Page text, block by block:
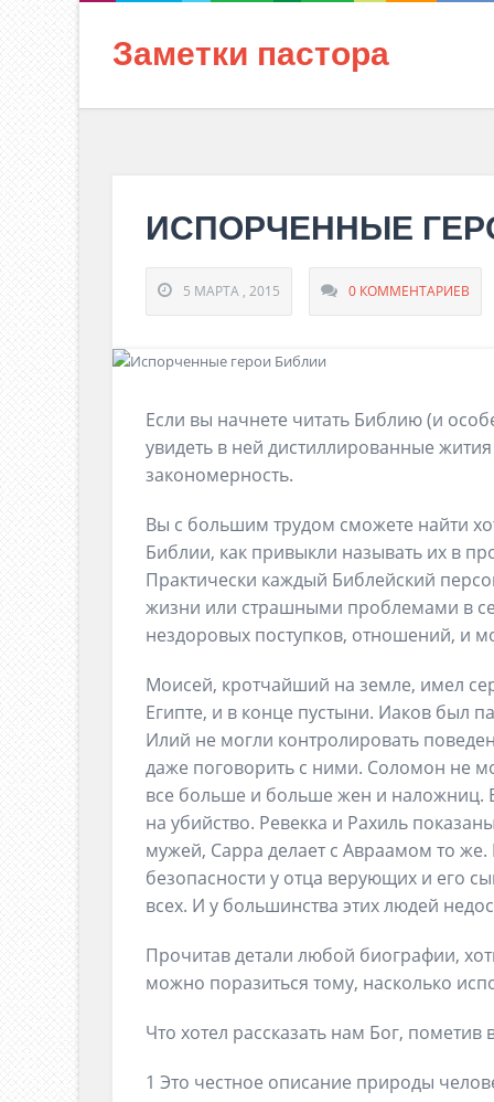
Заметки пастора
ИСПОРЧЕННЫЕ
5 МАРТА , 2015 0 КОММЕНТАРИЕВ
Если вы начнете читать Библию (и
увидеть в ней дистиллированные
закономерность.
Вы с большим трудом сможете найти
Библии, как привыкли называть их в
Практически каждый Библейский
жизни или страшными проблемами в
нездоровых поступков, отношений, и
Моисей, кротчайший на земле, имел
Египте, и в конце пустыни. Иаков был
Илий не могли контролировать
даже поговорить с ними. Соломон не
все больше и больше жен и наложниц.
на убийство. Ревекка и Рахиль
мужей, Сарра делает с Авраамом то
безопасности у отца верующих и его
всех. И у большинства этих людей
Прочитав детали любой биографии,
можно поразиться тому, насколько
Что хотел рассказать нам Бог, пометив
1 Это честное описание природы